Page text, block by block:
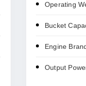
Operating
Bucket
Engine
Output